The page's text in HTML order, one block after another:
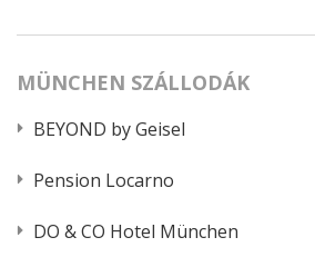
MÜNCHEN SZÁLLODÁK
BEYOND by Geisel
Pension Locarno
DO & CO Hotel München